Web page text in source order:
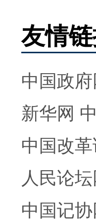
友情
中国政
新华网
中国改
人民论
中国记